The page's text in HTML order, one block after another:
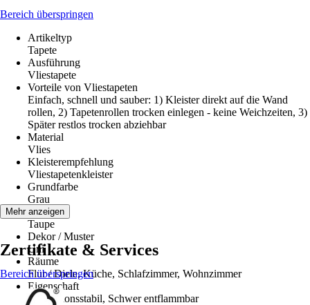
Bereich überspringen
Artikeltyp
Tapete
Ausführung
Vliestapete
Vorteile von Vliestapeten
Einfach, schnell und sauber: 1) Kleister direkt auf die Wand
rollen, 2) Tapetenrollen trocken einlegen - keine Weichzeiten, 3)
Später restlos trocken abziehbar
Material
Vlies
Kleisterempfehlung
Vliestapetenkleister
Grundfarbe
Grau
Farbton
Taupe
Dekor / Muster
Uni
Räume
Flur / Diele, Küche, Schlafzimmer, Wohnzimmer
Eigenschaft
Dimensionsstabil, Schwer entflammbar
Mehr anzeigen
Zertifikate & Services
Bereich überspringen